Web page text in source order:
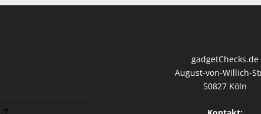
gadgetChecks.de
August-von-Willich-
50827 Köln